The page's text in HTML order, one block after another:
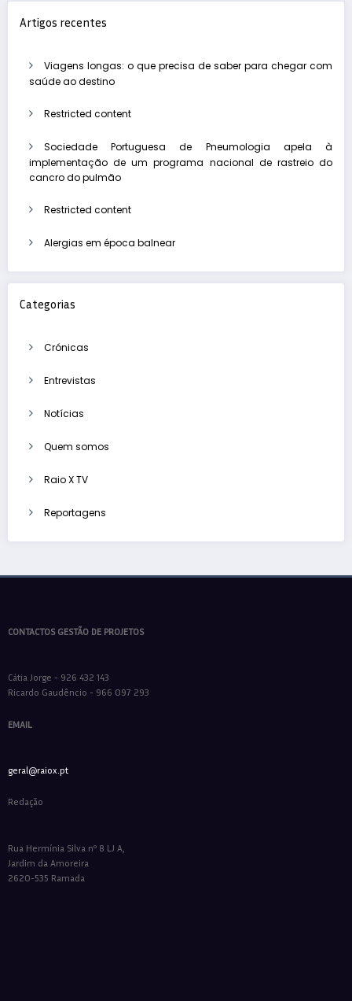
Artigos recentes
Viagens longas: o que precisa de saber para chegar com
saúde ao destino
Restricted content
Sociedade Portuguesa de Pneumologia apela à
implementação de um programa nacional de rastreio do
cancro do pulmão
Restricted content
Alergias em época balnear
Categorias
Crónicas
Entrevistas
Notícias
Quem somos
Raio X TV
Reportagens
CONTACTOS GESTÃO DE PROJETOS
Cátia Jorge - 926 432 143
Ricardo Gaudêncio - 966 097 293
EMAIL
geral@raiox.pt
Redação
Rua Hermínia Silva nº 8 LJ A,
Jardim da Amoreira
2620-535 Ramada